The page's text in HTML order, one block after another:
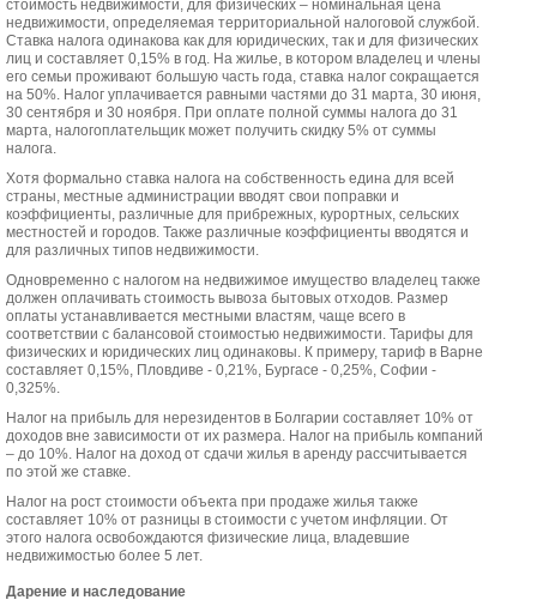
стоимость недвижимости, для физических – номинальная цена
недвижимости, определяемая территориальной налоговой службой.
Ставка налога одинакова как для юридических, так и для физических
лиц и составляет 0,15% в год. На жилье, в котором владелец и члены
его семьи проживают большую часть года, ставка налог сокращается
на 50%. Налог уплачивается равными частями до 31 марта, 30 июня,
30 сентября и 30 ноября. При оплате полной суммы налога до 31
марта, налогоплательщик может получить скидку 5% от суммы
налога.
Хотя формально ставка налога на собственность едина для всей
страны, местные администрации вводят свои поправки и
коэффициенты, различные для прибрежных, курортных, сельских
местностей и городов. Также различные коэффициенты вводятся и
для различных типов недвижимости.
Одновременно с налогом на недвижимое имущество владелец также
должен оплачивать стоимость вывоза бытовых отходов. Размер
оплаты устанавливается местными властям, чаще всего в
соответствии с балансовой стоимостью недвижимости. Тарифы для
физических и юридических лиц одинаковы. К примеру, тариф в Варне
составляет 0,15%, Пловдиве - 0,21%, Бургасе - 0,25%, Софии -
0,325%.
Налог на прибыль для нерезидентов в Болгарии составляет 10% от
доходов вне зависимости от их размера. Налог на прибыль компаний
– до 10%. Налог на доход от сдачи жилья в аренду рассчитывается
по этой же ставке.
Налог на рост стоимости объекта при продаже жилья также
составляет 10% от разницы в стоимости с учетом инфляции. От
этого налога освобождаются физические лица, владевшие
недвижимостью более 5 лет.
Дарение и наследование